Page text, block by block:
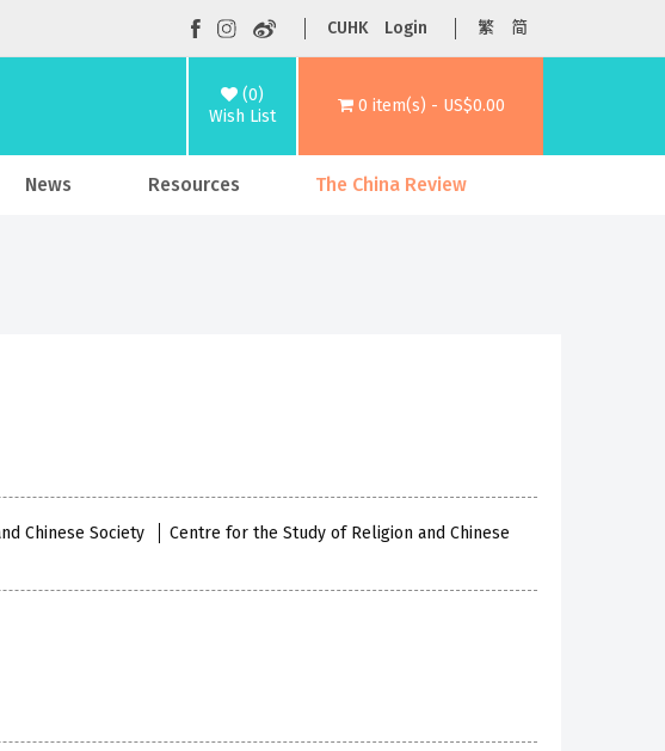
CUHK Login 繁 简
(0)
Wish List
0 item(s) - US$0.00
News Resources The China Review
Chinese Society
Centre for the Study of Religion and Chinese